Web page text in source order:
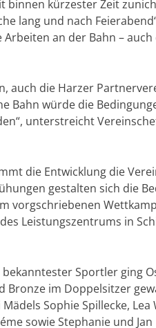
kürzester Zeit
lang und nach
an der Bahn –
auch die Harzer
Bahn würde die
unterstreicht
die Entwicklung die
gestalten sich die
vorgschriebenen
Leistungszentrums in
Sportler ging
Bronze im Doppelsitzer
Sophie Spillecke,
sowie Stephanie und Jan